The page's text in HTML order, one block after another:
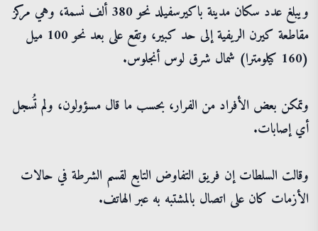
ويبلغ عدد سكان مدينة باكيرسفيلد نحو 380 ألف نسمة، وهي مركز
مقاطعة كيرن الريفية إلى حد كبير، وتقع على بعد نحو 100 ميل
(160 كيلومترا) شمال شرق لوس أنجلوس.
وتمكن بعض الأفراد من الفرار، بحسب ما قال مسؤولون، ولم تُسجل
أي إصابات.
وقالت السلطات إن فريق التفاوض التابع لقسم الشرطة في حالات
الأزمات كان على اتصال بالمشتبه به عبر الهاتف.